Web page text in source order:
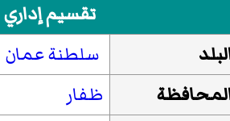
تقسيم إداري
سلطنة عمان
ظفار